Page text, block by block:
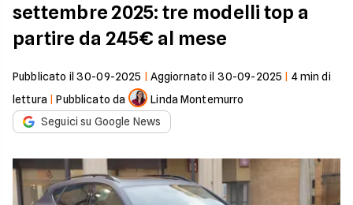
settembre 2025: tre modelli top a
partire da 245€ al mese
Pubblicato il 30-09-2025 Aggiornato il 30-09-2025 4min di
lettura |Pubblicato da
Linda Montemurro
Seguici su Google News